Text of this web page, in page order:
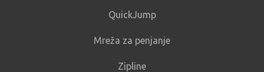
QuickJump
Mreža za penjanje
Zipline